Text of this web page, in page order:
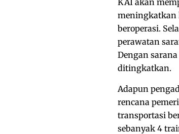
KAI akan
meningkatkan
beroperasi.
perawatan
Dengan
ditingkatkan.
Adapun
rencana
transportasi
sebanyak 4